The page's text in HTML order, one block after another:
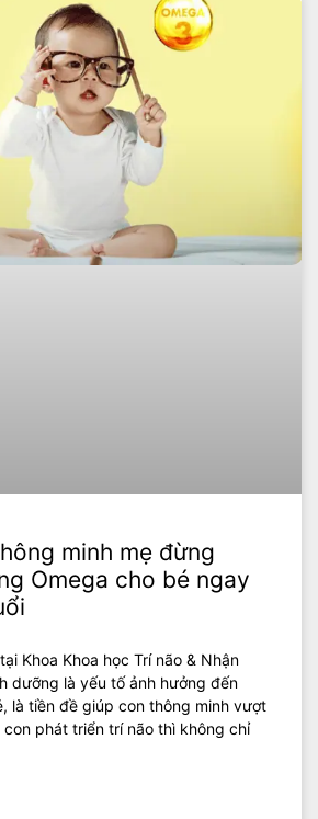
minh mẹ đừng
Omega cho bé ngay
Khoa Khoa học Trí não & Nhận
dưỡng là yếu tố ảnh hưởng đến
là tiền đề giúp con thông minh vượt
con phát triển trí não thì không chỉ